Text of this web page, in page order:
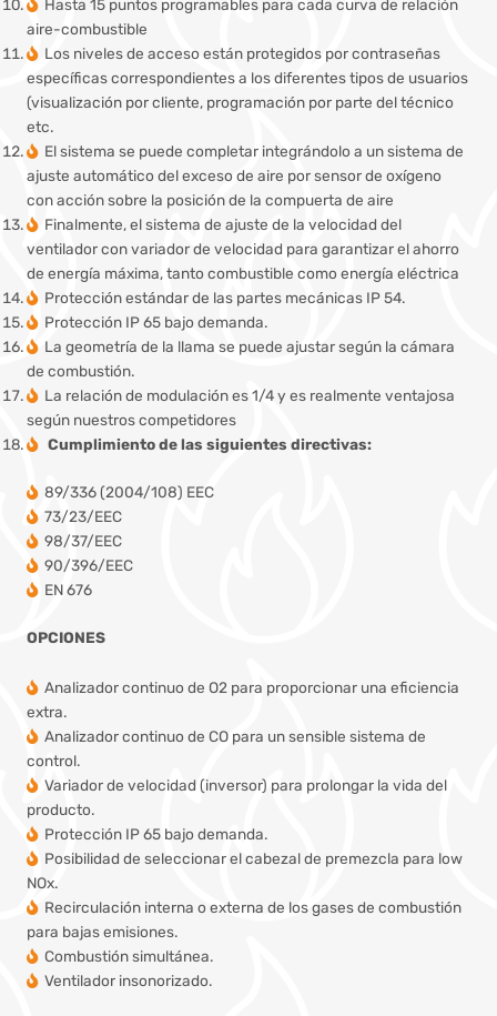
Hasta 15 puntos programables para cada curva de relación
aire-combustible
Los niveles de acceso están protegidos por contraseñas
específicas correspondientes a los diferentes tipos de usuarios
(visualización por cliente, programación por parte del técnico
etc.
El sistema se puede completar integrándolo a un sistema de
ajuste automático del exceso de aire por sensor de oxígeno
con acción sobre la posición de la compuerta de aire
Finalmente, el sistema de ajuste de la velocidad del
ventilador con variador de velocidad para garantizar el ahorro
de energía máxima, tanto combustible como energía eléctrica
Protección estándar de las partes mecánicas IP 54.
Protección IP 65 bajo demanda.
La geometría de la llama se puede ajustar según la cámara
de combustión.
La relación de modulación es 1/4 y es realmente ventajosa
según nuestros competidores
Cumplimiento de las siguientes directivas:
89/336 (2004/108) EEC
73/23/EEC
98/37/EEC
90/396/EEC
EN 676
OPCIONES
Analizador continuo de O2 para proporcionar una eficiencia
extra.
Analizador continuo de CO para un sensible sistema de
control.
Variador de velocidad (inversor) para prolongar la vida del
producto.
Protección IP 65 bajo demanda.
Posibilidad de seleccionar el cabezal de premezcla para low
NOx.
Recirculación interna o externa de los gases de combustión
para bajas emisiones.
Combustión simultánea.
Ventilador insonorizado.